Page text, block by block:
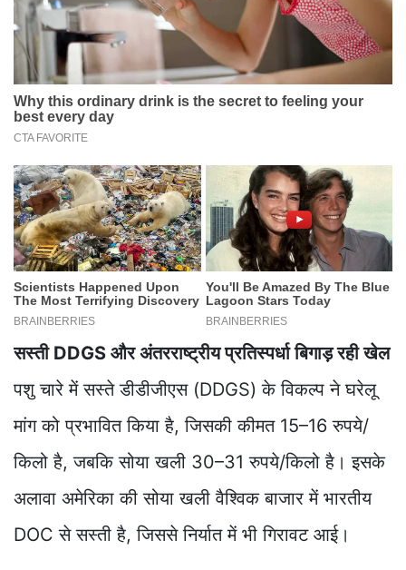
सस्ती DDGS और अंतरराष्ट्रीय प्रतिस्पर्धा बिगाड़ रही खेल
पशु चारे में सस्ते डीडीजीएस (DDGS) के विकल्प ने घरेलू
मांग को प्रभावित किया है, जिसकी कीमत 15–16 रुपये/
किलो है, जबकि सोया खली 30–31 रुपये/किलो है। इसके
अलावा अमेरिका की सोया खली वैश्विक बाजार में भारतीय
DOC से सस्ती है, जिससे निर्यात में भी गिरावट आई।